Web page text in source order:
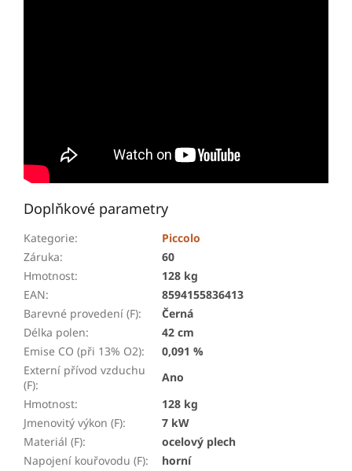
Doplňkové parametry
Kategorie:
Piccolo
Záruka:
60
Hmotnost:
128 kg
EAN:
8594155836413
Barevné provedení (F):
Černá
Délka polen:
42 cm
Emise CO (při 13% O2):
0,091 %
Externí přívod vzduchu
(F):
Ano
Hmotnost:
128 kg
Jmenovitý výkon (F):
7 kW
Materiál (F):
ocelový plech
Napojení kouřovodu (F):
horní